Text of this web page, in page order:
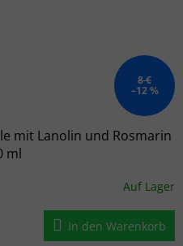
8 €
–12 %
mit Lanolin und Rosmarin
ml
Auf Lager
In den Warenkorb